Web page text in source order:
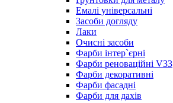
Емалі універсальні
Засоби догляду
Лаки
Очисні засоби
Фарби інтер`єрні
Фарби реноваційні V33
Фарби декоративні
Фарби фасадні
Фарби для дахів